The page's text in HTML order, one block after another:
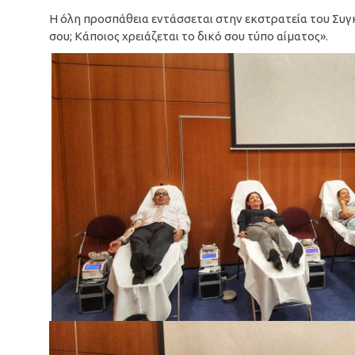
Η όλη προσπάθεια εντάσσεται στην εκστρατεία του
σου; Κάποιος χρειάζεται το δικό σου τύπο αίματος».